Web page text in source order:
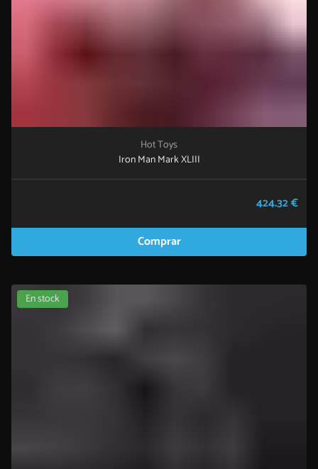
Hot Toys
Iron Man Mark XLIII
424.32 €
Comprar
En stock